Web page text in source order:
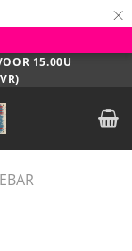
×
15.00U